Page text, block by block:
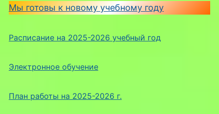
Мы готовы к новому учебному году
Расписание на 2025-2026 учебный год
Электронное обучение
План работы на 2025-2026 г.